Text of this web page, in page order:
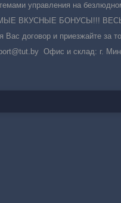
управления на
ВКУСНЫЕ БОНУСЫ!!!
договор и приезжайте за
Офис и склад: г.